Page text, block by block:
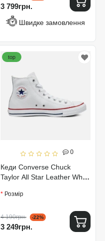
3 799грн.
Швидке замовлення
0
Кеди Converse Chuck
Taylor All Star Leather White
top
Розмір
4 190грн. -22%
3 249грн.